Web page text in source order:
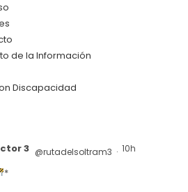
de la Información
Discapacidad
3 @rutadelsoltram3 · 10h
*